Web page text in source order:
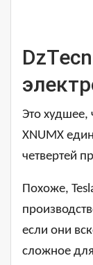
Это худшее,
XNUMX
четвертей
Похоже,
если они
сложное